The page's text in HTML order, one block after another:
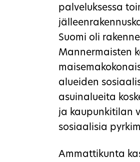
palveluksessa
Suomi oli
Mannermaisten
alueiden
asuinalueita
ja kaupunkitilan
sosiaalisia
Ammattikunta